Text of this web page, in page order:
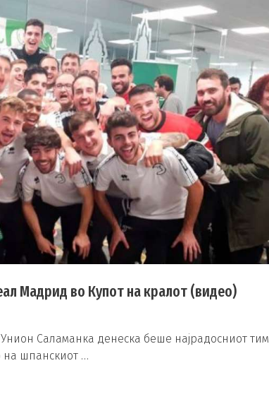
Мадрид во Купот на кралот (видео)
Саламанка денеска беше најрадосниот тим
на шпанскиот …